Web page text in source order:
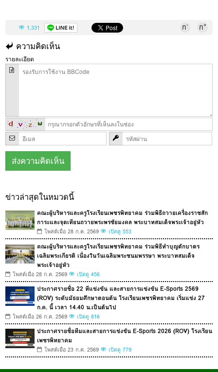
1,331 ก- ก+
ความคิดเห็น
รายละเอียด
ข่าวล่าสุดในหมวดนี้
คณะผู้บริหารและครูโรงเรียนเพชรพิทยาคม ร่วมพิธีถวายเครื่องราชสัก
การะและจุดเทียนถวายพระพรชัยมงคล พระบาทสมเด็จพระเจ้าอยู่หัว
โพสต์เมื่อ 28 ก.ค. 2569 เปิดดู 553
คณะผู้บริหารและครูโรงเรียนเพชรพิทยาคม ร่วมพิธีทำบุญตักบาตร
เฉลิมพระเกียรติ เนื่องในวันเฉลิมพระชนมพรรษา พระบาทสมเด็จ
พระเจ้าอยู่หัว
โพสต์เมื่อ 28 ก.ค. 2569 เปิดดู 456
ประกาศรายชื่อ 22 ทีแข่งขัน และสายการแข่งขัน E-Sports 2569
(ROV) ระดับมัธยมศึกษาตอนต้น โรงเรียนเพชรพิทยาคม เริ่มแข่ง 27
ก.ค. นี้ เวลา 14.40 น.เป็นต้นไป
โพสต์เมื่อ 26 ก.ค. 2569 เปิดดู 816
ประกาศรายชื่อทีมและสายการแข่งขัน E-Sports 2026 (ROV) โรงเรียน
เพชรพิทยาคม
โพสต์เมื่อ 23 ก.ค. 2569 เปิดดู 779